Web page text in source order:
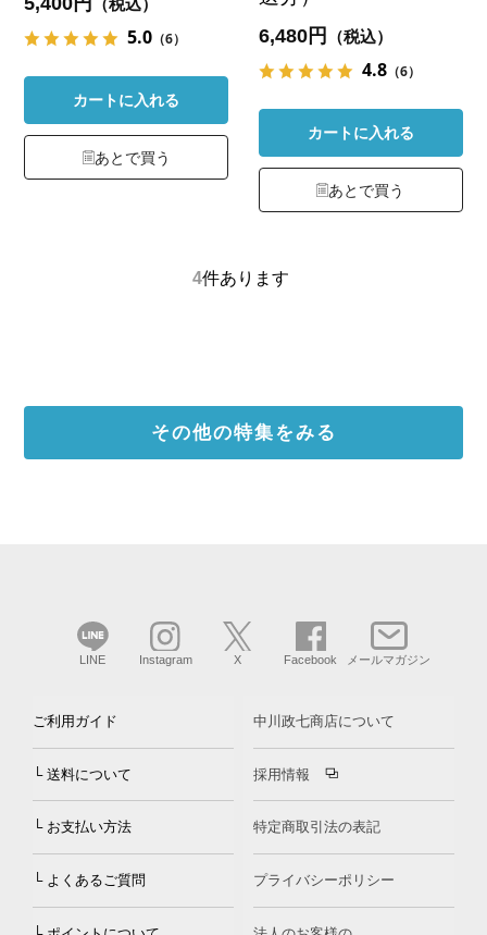
5.0 （6）
カートに入れる
あとで買う
6,480円 （税込）
4.8 （6）
カートに入れる
あとで買う
4件あります
その他の特集をみる
LINE Instagram X Facebook メールマガジン
ご利用ガイド
└ 送料について
└ お支払い方法
└ よくあるご質問
中川政七商店について
採用情報
特定商取引法の表記
プライバシーポリシー